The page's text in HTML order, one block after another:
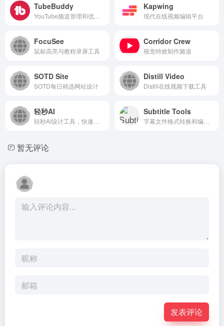
TubeBuddy Kapwing
现代在线视频编辑平台
FocuSee
鼠标高亮与教程录屏工具
Corridor Crew
视觉特效制作频道
SOTD Site
SOTD每日精选网站设计
Distill Video
Distill在线视频下载工具
轻秒AI Subtitle Tools
暂无评论
发表评论